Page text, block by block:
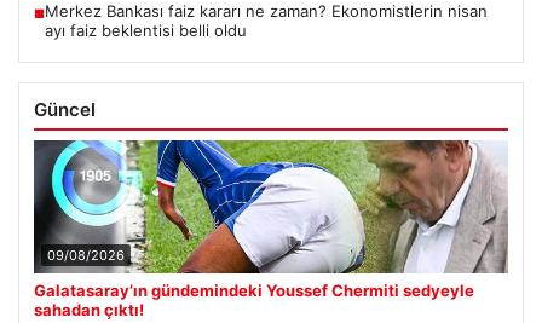
■Merkez Bankası faiz kararı ne zaman? Ekonomistlerin nisan
ayı faiz beklentisi belli oldu
Güncel
09/08/2026
Galatasaray’ın gündemindeki Youssef Chermiti sedyeyle
sahadan çıktı!